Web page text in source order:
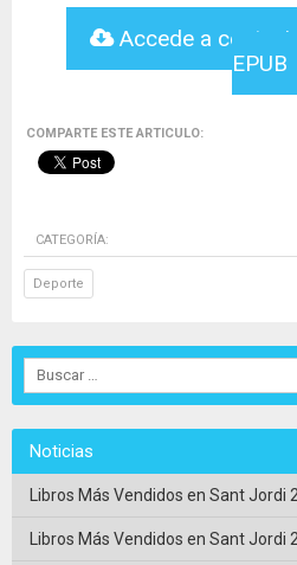
Accede a
EPUB
COMPARTE ESTE ARTICULO:
CATEGORÍA:
Deporte
Noticias
Libros Más Vendidos en Sant Jordi
Libros Más Vendidos en Sant Jordi